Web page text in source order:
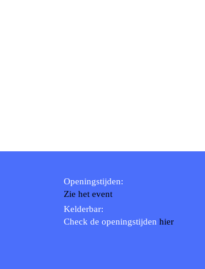
Openingstijden:
Zie het event
Kelderbar:
Check de openingstijden hier